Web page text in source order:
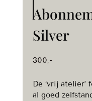
Silver
300,-
De ‘vrij
al goed